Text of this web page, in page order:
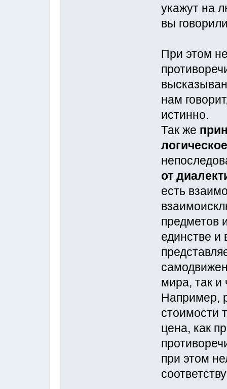
укажут на
вы
При этом
нам
истинно.
Так же
от
есть
предметов
единстве и
мира, так и
Например,
стоимости
цена, как
при этом